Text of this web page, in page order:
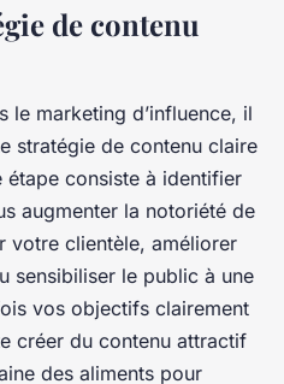
de contenu
le marketing d’influence, il
stratégie de contenu claire
consiste à identifier
augmenter la notoriété de
votre clientèle, améliorer
sensibiliser le public à une
vos objectifs clairement
créer du contenu attractif
des aliments pour